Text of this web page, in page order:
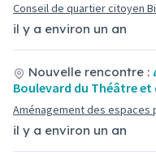
il y a environ un an
Conseil de quartier citoyen
il y a environ un an
Nouvelle rencontre :
Boulevard du Théâtre et
Aménagement des espaces